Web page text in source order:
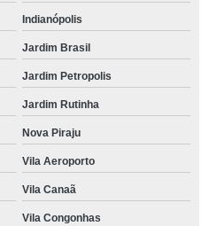
Indianópolis
Jardim Brasil
Jardim Petropolis
Jardim Rutinha
Nova Piraju
Vila Aeroporto
Vila Canaã
Vila Congonhas